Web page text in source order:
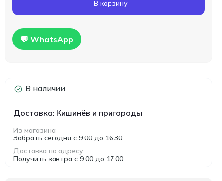
В корзину
💬 WhatsApp
В наличии
Доставка: Кишинёв и пригороды
Из магазина
Забрать сегодня с 9:00 до 16:30
Доставка по адресу
Получить завтра с 9:00 до 17:00